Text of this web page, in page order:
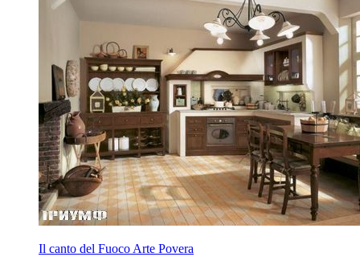
Il canto del Fuoco Arte Povera